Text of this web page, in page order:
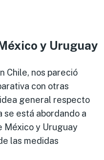
y Uruguay
Chile, nos pareció
con otras
general respecto
se está abordando a
México y Uruguay
las medidas